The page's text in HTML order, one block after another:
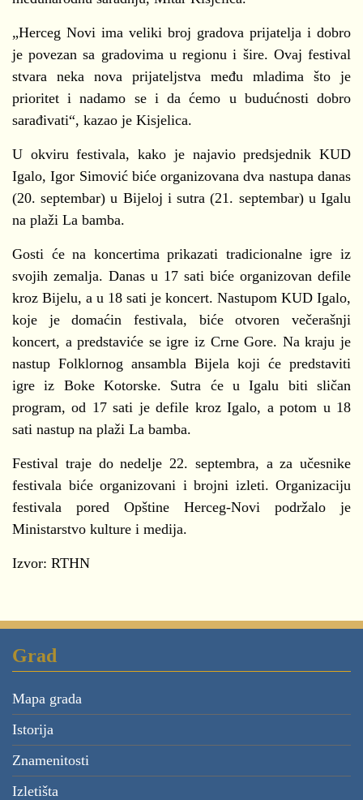
„Herceg Novi ima veliki broj gradova prijatelja i dobro
je povezan sa gradovima u regionu i šire. Ovaj festival
stvara neka nova prijateljstva među mladima što je
prioritet i nadamo se i da ćemo u budućnosti dobro
sarađivati“, kazao je Kisjelica.
U okviru festivala, kako je najavio predsjednik KUD
Igalo, Igor Simović biće organizovana dva nastupa danas
(20. septembar) u Bijeloj i sutra (21. septembar) u Igalu
na plaži La bamba.
Gosti će na koncertima prikazati tradicionalne igre iz
svojih zemalja. Danas u 17 sati biće organizovan defile
kroz Bijelu, a u 18 sati je koncert. Nastupom KUD Igalo,
koje je domaćin festivala, biće otvoren večerašnji
koncert, a predstaviće se igre iz Crne Gore. Na kraju je
nastup Folklornog ansambla Bijela koji će predstaviti
igre iz Boke Kotorske. Sutra će u Igalu biti sličan
program, od 17 sati je defile kroz Igalo, a potom u 18
sati nastup na plaži La bamba.
Festival traje do nedelje 22. septembra, a za učesnike
festivala biće organizovani i brojni izleti. Organizaciju
festivala pored Opštine Herceg-Novi podržalo je
Ministarstvo kulture i medija.
Izvor: RTHN
Grad
Mapa grada
Istorija
Znamenitosti
Izletišta